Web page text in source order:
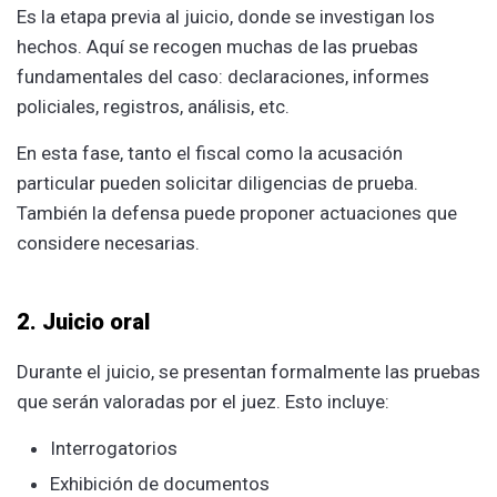
Es la etapa previa al juicio, donde se investigan los
hechos. Aquí se recogen muchas de las pruebas
fundamentales del caso: declaraciones, informes
policiales, registros, análisis, etc.
En esta fase, tanto el fiscal como la acusación
particular pueden solicitar diligencias de prueba.
También la defensa puede proponer actuaciones que
considere necesarias.
2. Juicio oral
Durante el juicio, se presentan formalmente las pruebas
que serán valoradas por el juez. Esto incluye:
Interrogatorios
Exhibición de documentos